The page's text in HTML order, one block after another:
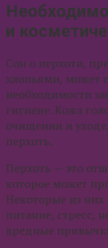
и
Сон о перхоти,
хлопьями, может
необходимости
гигиене. Кожа
очищении и
перхоть.
Перхоть — это
которое может
Некоторые из
питание, стресс,
вредные